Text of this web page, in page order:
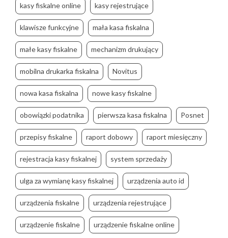
kasy fiskalne online kasy rejestrujące
klawisze funkcyjne mała kasa fiskalna
małe kasy fiskalne mechanizm drukujący
mobilna drukarka fiskalna Novitus
nowa kasa fiskalna nowe kasy fiskalne
obowiązki podatnika pierwsza kasa fiskalna Posnet
przepisy fiskalne raport dobowy raport miesięczny
rejestracja kasy fiskalnej system sprzedaży
ulga za wymianę kasy fiskalnej urządzenia auto id
urządzenia fiskalne urządzenia rejestrujące
urządzenie fiskalne urządzenie fiskalne online